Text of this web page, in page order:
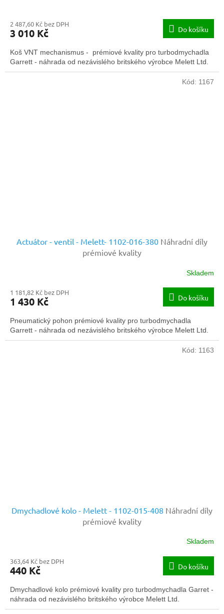
2 487,60 Kč bez DPH
3 010 Kč Do košíku
Koš VNT mechanismus - prémiové kvality pro turbodmychadla
Garrett - náhrada od nezávislého britského výrobce Melett Ltd.
Actuátor - ventil - Melett- 1102-016-380 Náhradní díly
prémiové kvality
Skladem
1 181,82 Kč bez DPH
1 430 Kč Do košíku
Pneumatický pohon prémiové kvality pro turbodmychadla
Garrett - náhrada od nezávislého britského výrobce Melett Ltd.
Kód: 1167
Dmychadlové kolo - Melett - 1102-015-408 Náhradní díly
prémiové kvality
Skladem
363,64 Kč bez DPH
440 Kč Do košíku
Dmychadlové kolo prémiové kvality pro turbodmychadla Garret -
náhrada od nezávislého britského výrobce Melett Ltd.
Kód: 1163